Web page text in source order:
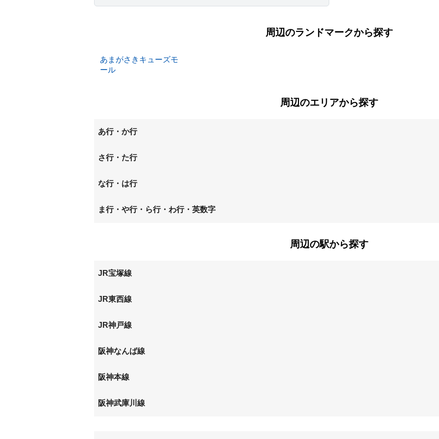
周辺のランドマークから探す
あまがさきキューズモ
ール
周辺のエリアから探す
あ行・か行
大島
尾浜町
さ行・た行
昭和通
道意町
な行・は行
中島 長洲中通
東大物町
東本町
ま行・や行・ら行・わ行・英数字
周辺の駅から探す
JR宝塚線
尼崎
JR東西線
尼崎
JR神戸線
尼崎
阪神なんば線
大物
阪神本線
出屋敷
阪神武庫川線